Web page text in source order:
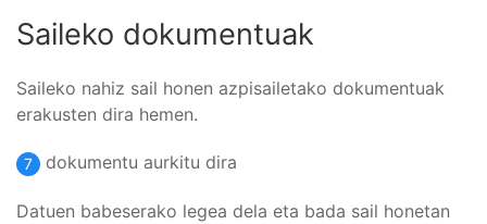
Saileko dokumentuak
Saileko nahiz sail honen azpisailetako dokumentuak
erakusten dira hemen.
7 dokumentu aurkitu dira
Datuen babeserako legea dela eta bada sail honetan